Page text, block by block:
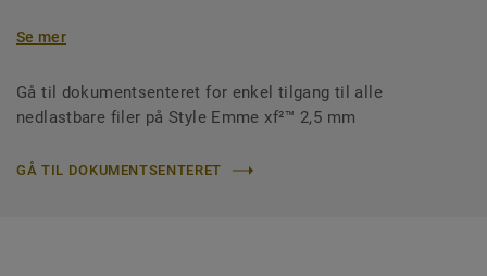
Se mer
Gå til dokumentsenteret for enkel tilgang til alle
nedlastbare filer på Style Emme xf²™ 2,5 mm
GÅ TIL DOKUMENTSENTERET